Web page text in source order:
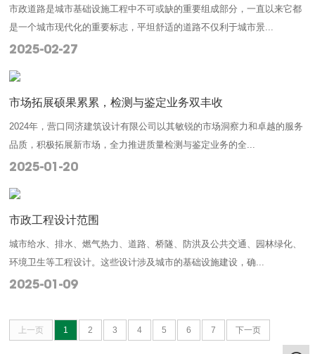
市政道路是城市基础设施工程中不可或缺的重要组成部分，一直以来它都
是一个城市现代化的重要标志，平坦舒适的道路不仅利于城市景...
2025-02-27
市场拓展硕果累累，检测与鉴定业务双丰收
2024年，营口同济建筑设计有限公司以其敏锐的市场洞察力和卓越的服务
品质，积极拓展新市场，全力推进质量检测与鉴定业务的全...
2025-01-20
市政工程设计范围
城市给水、排水、燃气热力、道路、桥隧、防洪及公共交通、园林绿化、
环境卫生等工程设计‌。这些设计涉及城市的基础设施建设，确...
2025-01-09
上一页 1 2 3 4 5 6 7 下一页